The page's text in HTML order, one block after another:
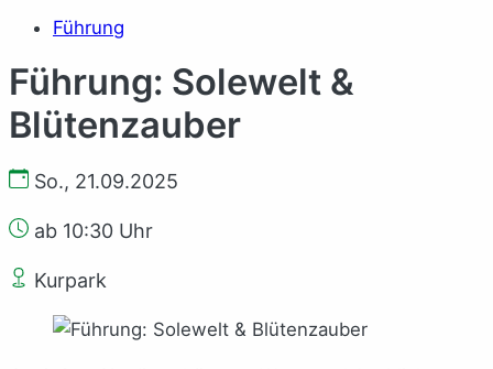
Führung
Führung: Solewelt &
Blütenzauber
So., 21.09.2025
ab 10:30 Uhr
Kurpark